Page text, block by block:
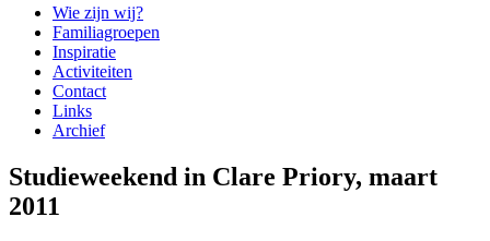
Wie zijn wij?
Familiagroepen
Inspiratie
Activiteiten
Contact
Links
Archief
Studieweekend in Clare Priory, maart
2011